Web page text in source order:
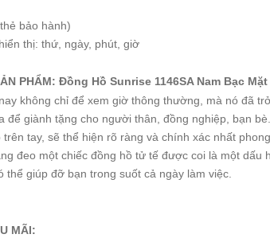
bảo hành)
thị: thứ, ngày, phút, giờ
PHẨM: Đồng Hồ Sunrise 1146SA Nam Bạc
không chỉ để xem giờ thông thường, mà nó đã
để giành tặng cho người thân, đồng nghiệp, bạn
tay, sẽ thể hiện rõ ràng và chính xác nhất
đeo một chiếc đồng hồ tử tế được coi là một dấu
giúp đỡ bạn trong suốt cả ngày làm việc.
MÃI: